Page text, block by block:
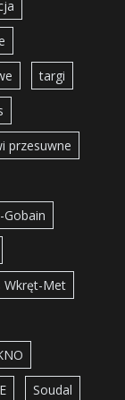
targi
przesuwne
Gobain
Wkręt-Met
Soudal